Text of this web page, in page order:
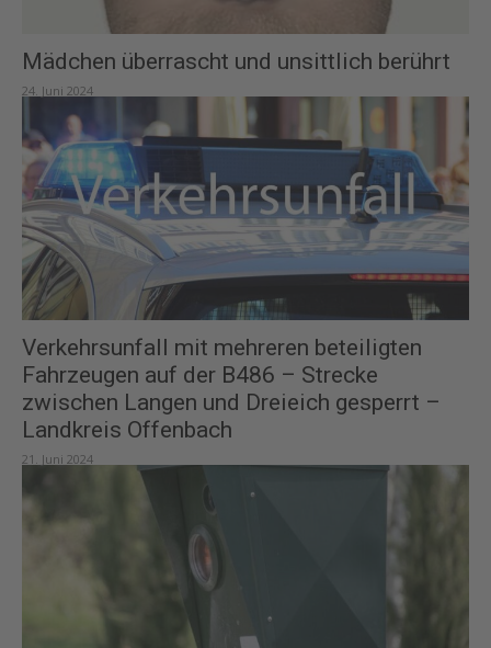
Mädchen überrascht und unsittlich berührt
24. Juni 2024
Verkehrsunfall mit mehreren beteiligten
Fahrzeugen auf der B486 – Strecke
zwischen Langen und Dreieich gesperrt –
Landkreis Offenbach
21. Juni 2024